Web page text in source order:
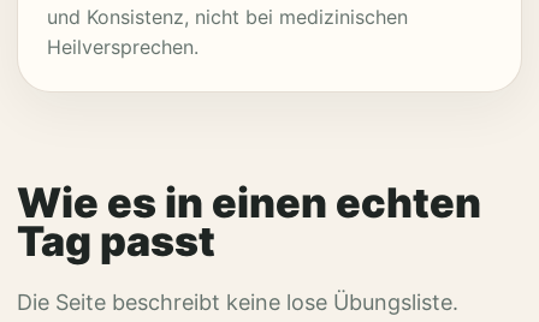
und Konsistenz, nicht bei medizinischen
Heilversprechen.
Wie es in einen echten
Tag passt
Die Seite beschreibt keine lose Übungsliste.